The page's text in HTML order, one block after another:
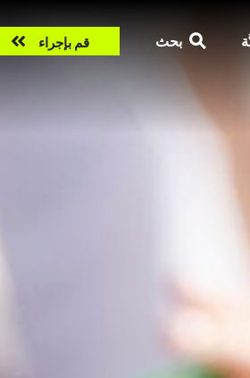
بحث
Take
action
قم بإجراء